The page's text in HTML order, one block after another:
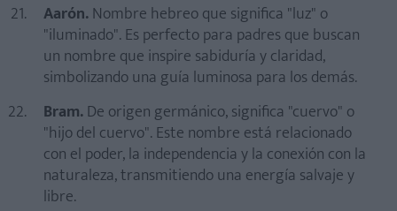
Aarón.Nombre hebreo que significa "luz" o
"iluminado". Es perfecto para padres que buscan
un nombre que inspire sabiduría y claridad,
simbolizando una guía luminosa para los demás.
Bram.De origen germánico, significa "cuervo" o
"hijo del cuervo". Este nombre está relacionado
con el poder, la independencia y la conexión con la
naturaleza, transmitiendo una energía salvaje y
libre.